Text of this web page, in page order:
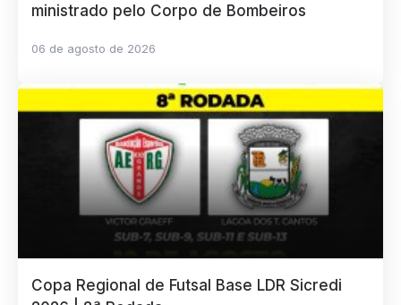
ministrado pelo Corpo de Bombeiros
06 de agosto de 2026
Copa Regional de Futsal Base LDR Sicredi